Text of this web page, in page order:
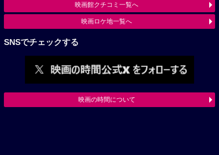
映画館クチコミ一覧へ
映画ロケ地一覧へ
SNSでチェックする
映画の時間について